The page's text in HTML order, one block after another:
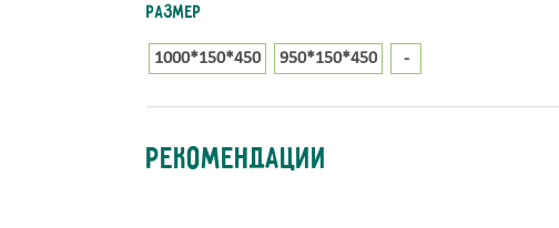
Размер
1000*150*450 950*150*450 -
Рекомендации